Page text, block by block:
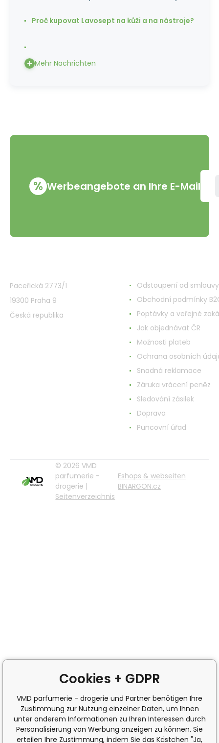
Proč kupovat Lavosept na kůži a na nástroje?
Mehr Nachrichten
% Werbeangebote an Ihre E-Mail
Paceřická 2773/1
19300 Praha 9
Česká republika
Odstoupení od smlouvy
Obchodní podmínky
Poptávky a veřejné
Jak objednávat ČR
Možnosti plateb
Ochrana osobních
Snadná reklamace
Záruka vrácení peněz
Sledování zásilek
Doprava
Puncovní úřad
© 2026 VMD
parfumerie -
drogerie |
Seitenverzeichnis
Eshops & webseiten
BINARGON.cz
Cookies + GDPR
VMD parfumerie - drogerie und Partner benötigen Ihre
Zustimmung zur Nutzung einzelner Daten, um Ihnen
unter anderem Informationen zu Ihren Interessen durch
Personalisierung von Werbung anzeigen zu können. Sie
erteilen Ihre Zustimmung, indem Sie das Kästchen "Ja,